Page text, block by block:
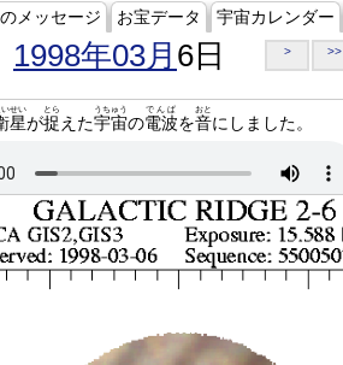
メッセージ お宝データ 宇宙カレンダー
1998年03月 6日 > >>
星
いせい
が捉
とら
えた宇宙
うちゅう
の電波
でんぱ
を音
おと
にしました。